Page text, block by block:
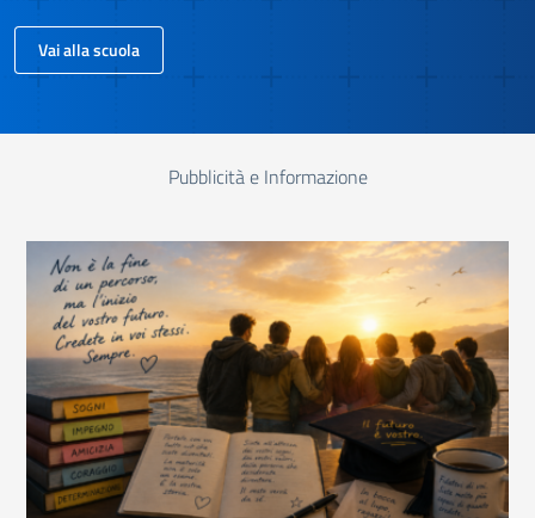
Vai alla scuola
Pubblicità e Informazione